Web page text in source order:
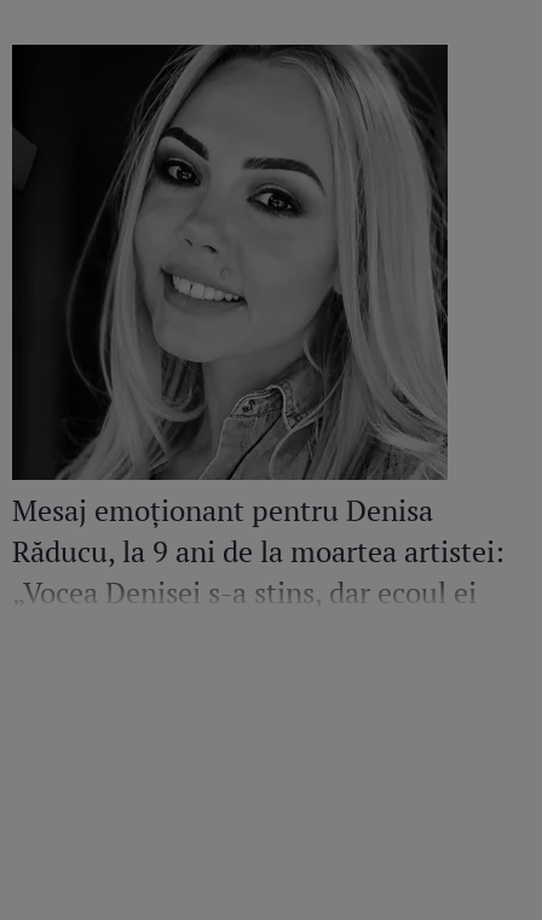
Mesaj emoționant pentru Denisa
Răducu, la 9 ani de la moartea artistei:
„Vocea Denisei s-a stins, dar ecoul ei